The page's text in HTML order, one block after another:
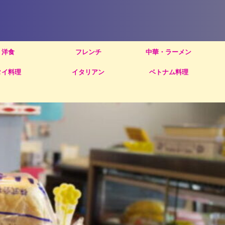
洋食 フレンチ 中華・ラーメン
料理 イタリアン ベトナム料理